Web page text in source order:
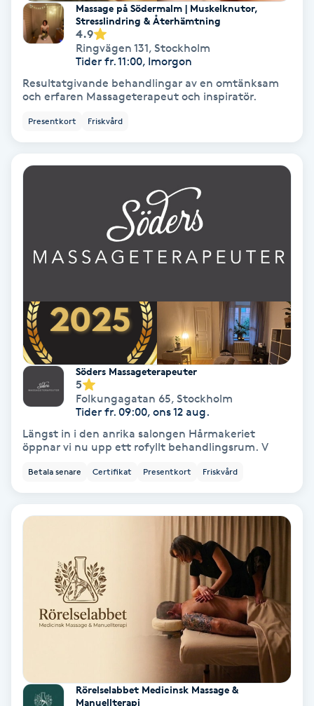
Celluliter
Coachning
Color correction
Cryoterapi
Diamantslipning
Enzympeeling
Extensions
Extensions borttagning
Eyeliner-tatuering
Face framing
Fet hårbotten
Fettreducering
Fillers
Massage på Södermalm | Muskelknutor,
Stresslindring & Återhämtning
4.9
Ringvägen 131, Stockholm
Tider fr. 11:00, Imorgon
Resultatgivande behandlingar av en omtänksam
och erfaren Massageterapeut och inspiratör.
Presentkort Friskvård
Söders Massageterapeuter
5
Folkungagatan 65, Stockholm
Tider fr. 09:00, ons 12 aug.
Längst in i den anrika salongen Hårmakeriet
öppnar vi nu upp ett rofyllt behandlingsrum. V
Betala senare Certifikat Presentkort Friskvård
Rörelselabbet Medicinsk Massage &
Manuellterapi